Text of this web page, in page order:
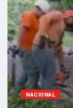
NACIONAL